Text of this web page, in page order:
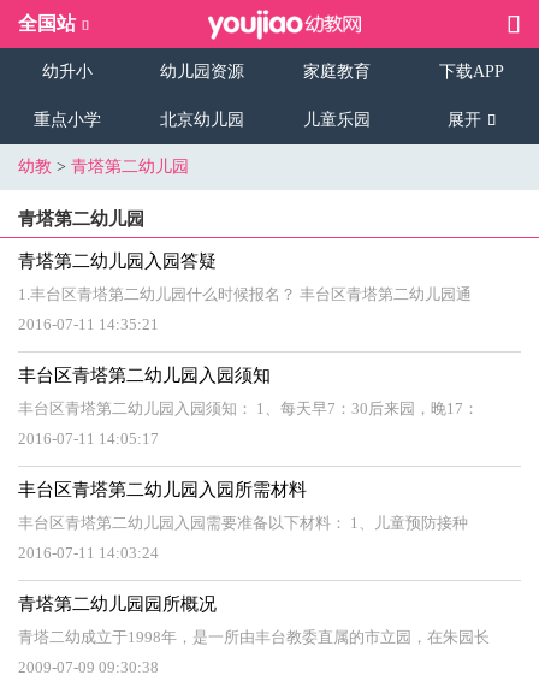
全国站
幼升小 幼儿园资源 家庭教育 下载APP
重点小学 北京幼儿园 儿童乐园 展开
幼教 > 青塔第二幼儿园
青塔第二幼儿园
青塔第二幼儿园入园答疑
1.丰台区青塔第二幼儿园什么时候报名？ 丰台区青塔第二幼儿园通
2016-07-11 14:35:21
丰台区青塔第二幼儿园入园须知
丰台区青塔第二幼儿园入园须知： 1、每天早7：30后来园，晚17：
2016-07-11 14:05:17
丰台区青塔第二幼儿园入园所需材料
丰台区青塔第二幼儿园入园需要准备以下材料： 1、儿童预防接种
2016-07-11 14:03:24
青塔第二幼儿园园所概况
青塔二幼成立于1998年，是一所由丰台教委直属的市立园，在朱园长
2009-07-09 09:30:38